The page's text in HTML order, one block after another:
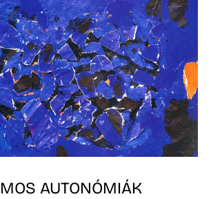
AUTONÓMIÁK